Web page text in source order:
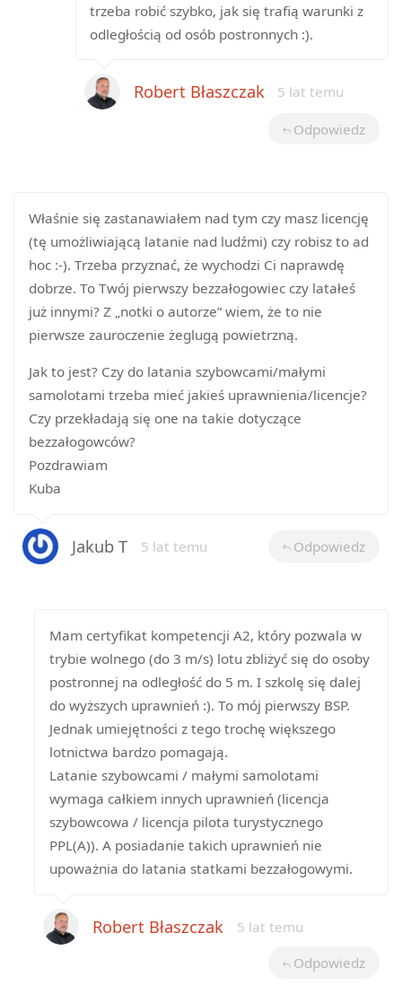
trzeba robić szybko, jak się trafią warunki z
odległością od osób postronnych :).
Robert Błaszczak 5 lat temu
Odpowiedz
Właśnie się zastanawiałem nad tym czy masz licencję
(tę umożliwiającą latanie nad ludźmi) czy robisz to ad
hoc :-). Trzeba przyznać, że wychodzi Ci naprawdę
dobrze. To Twój pierwszy bezzałogowiec czy latałeś
już innymi? Z „notki o autorze” wiem, że to nie
pierwsze zauroczenie żeglugą powietrzną.
Jak to jest? Czy do latania szybowcami/małymi
samolotami trzeba mieć jakieś uprawnienia/licencje?
Czy przekładają się one na takie dotyczące
bezzałogowców?
Pozdrawiam
Kuba
Jakub T 5 lat temu Odpowiedz
Mam certyfikat kompetencji A2, który pozwala w
trybie wolnego (do 3 m/s) lotu zbliżyć się do osoby
postronnej na odległość do 5 m. I szkolę się dalej
do wyższych uprawnień :). To mój pierwszy BSP.
Jednak umiejętności z tego trochę większego
lotnictwa bardzo pomagają.
Latanie szybowcami / małymi samolotami
wymaga całkiem innych uprawnień (licencja
szybowcowa / licencja pilota turystycznego
PPL(A)). A posiadanie takich uprawnień nie
upoważnia do latania statkami bezzałogowymi.
Robert Błaszczak 5 lat temu
Odpowiedz